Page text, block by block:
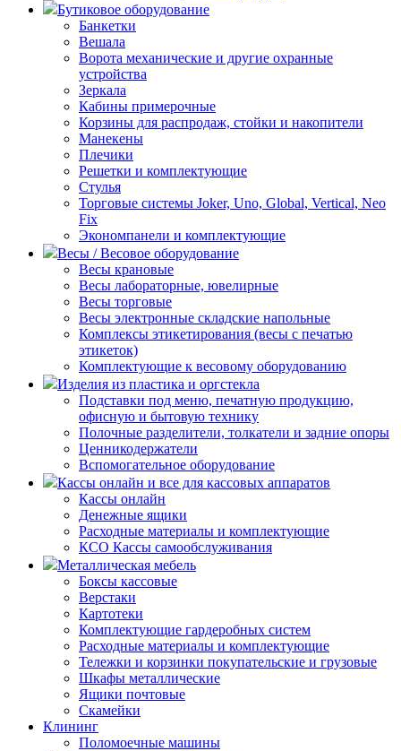
Бутиковое оборудование
Банкетки
Вешала
Ворота механические и другие охранные
устройства
Зеркала
Кабины примерочные
Корзины для распродаж, стойки и накопители
Манекены
Плечики
Решетки и комплектующие
Стулья
Торговые системы Joker, Uno, Global, Vertical, Neo
Fix
Экономпанели и комплектующие
Весы / Весовое оборудование
Весы крановые
Весы лабораторные, ювелирные
Весы торговые
Весы электронные складские напольные
Комплексы этикетирования (весы с печатью
этикеток)
Комплектующие к весовому оборудованию
Изделия из пластика и оргстекла
Подставки под меню, печатную продукцию,
офисную и бытовую технику
Полочные разделители, толкатели и задние опоры
Ценникодержатели
Вспомогательное оборудование
Кассы онлайн и все для кассовых аппаратов
Кассы онлайн
Денежные ящики
Расходные материалы и комплектующие
КСО Кассы самообслуживания
Металлическая мебель
Боксы кассовые
Верстаки
Картотеки
Комплектующие гардеробных систем
Расходные материалы и комплектующие
Тележки и корзинки покупательские и грузовые
Шкафы металлические
Ящики почтовые
Скамейки
Клининг
Поломоечные машины